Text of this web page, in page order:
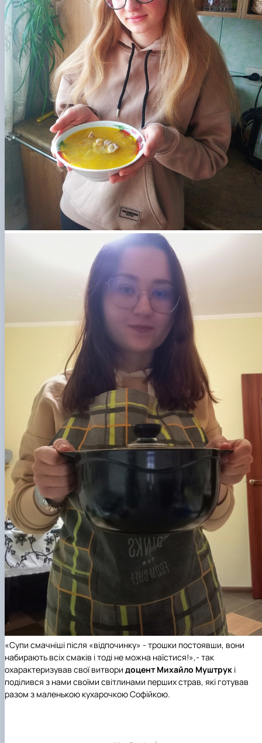
«Супи смачніші після «відпочинку» - трошки постоявши, вони
набирають всіх смаків і тоді не можна наїстися!»,- так
охарактеризував свої витвори доцент Михайло Муштрук і
поділився з нами своїми світлинами перших страв, які готував
разом з маленькою кухарочкою Софійкою.